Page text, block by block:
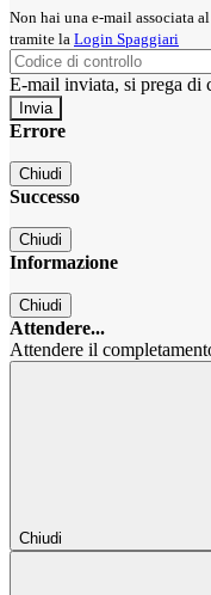
Non hai una e-mail associata
tramite la Login Spaggiari
E-mail inviata, si prega di
Errore
Chiudi
Successo
Chiudi
Informazione
Chiudi
Attendere...
Attendere il
Chiudi